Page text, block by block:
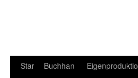
Zum
Star
Buchhan
Eigenproduktio